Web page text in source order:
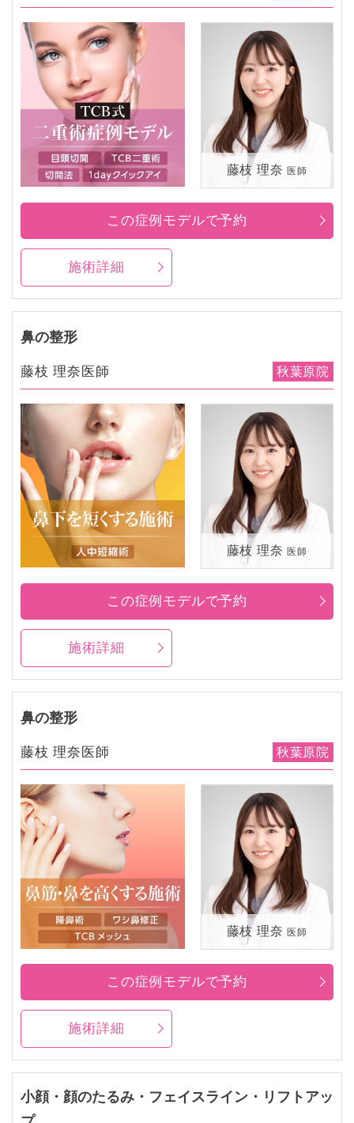
藤枝 理奈 医師
施術詳細
この症例モデルで予約
鼻の整形
藤枝 理奈医師 秋葉原院
藤枝 理奈 医師
施術詳細
この症例モデルで予約
鼻の整形
藤枝 理奈医師 秋葉原院
藤枝 理奈 医師
施術詳細
この症例モデルで予約
小顔・顔のたるみ・フェイスライン・リフトアッ